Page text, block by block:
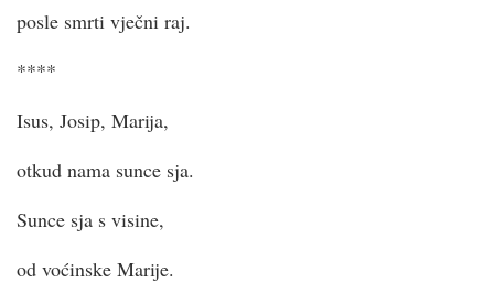
posle smrti vječni raj.
****
Isus, Josip, Marija,
otkud nama sunce sja.
Sunce sja s visine,
od voćinske Marije.